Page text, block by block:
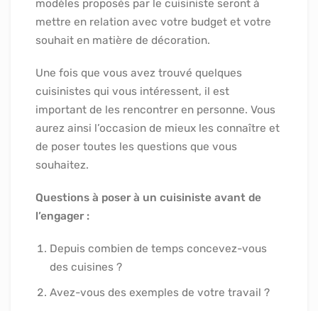
modèles proposés par le cuisiniste seront à
mettre en relation avec votre budget et votre
souhait en matière de décoration.
Une fois que vous avez trouvé quelques
cuisinistes qui vous intéressent, il est
important de les rencontrer en personne. Vous
aurez ainsi l’occasion de mieux les connaître et
de poser toutes les questions que vous
souhaitez.
Questions à poser à un cuisiniste avant de
l’engager :
Depuis combien de temps concevez-vous
des cuisines ?
Avez-vous des exemples de votre travail ?